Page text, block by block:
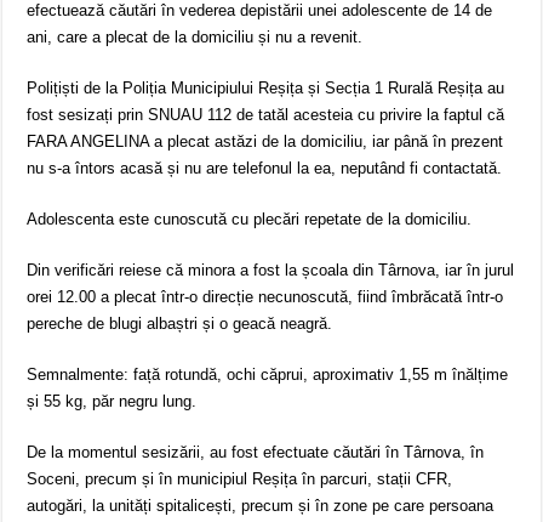
efectuează căutări în vederea depistării unei adolescente de 14 de
ani, care a plecat de la domiciliu și nu a revenit.
Polițiști de la Poliția Municipiului Reșița și Secția 1 Rurală Reșița au
fost sesizați prin SNUAU 112 de tatăl acesteia cu privire la faptul că
FARA ANGELINA a plecat astăzi de la domiciliu, iar până în prezent
nu s-a întors acasă și nu are telefonul la ea, neputând fi contactată.
Adolescenta este cunoscută cu plecări repetate de la domiciliu.
Din verificări reiese că minora a fost la școala din Târnova, iar în jurul
orei 12.00 a plecat într-o direcție necunoscută, fiind îmbrăcată într-o
pereche de blugi albaștri și o geacă neagră.
Semnalmente: față rotundă, ochi căprui, aproximativ 1,55 m înălțime
și 55 kg, păr negru lung.
De la momentul sesizării, au fost efectuate căutări în Târnova, în
Soceni, precum și în municipiul Reșița în parcuri, stații CFR,
autogări, la unități spitalicești, precum și în zone pe care persoana